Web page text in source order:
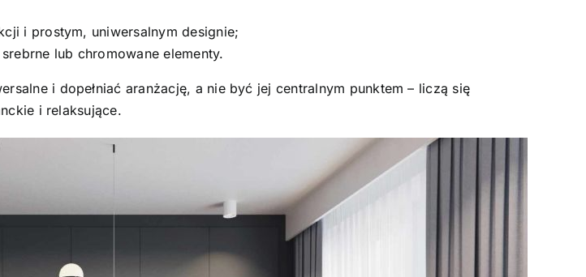
i prostym, uniwersalnym designie;
lub chromowane elementy.
i dopełniać aranżację, a nie być jej centralnym punktem – liczą się
i relaksujące.